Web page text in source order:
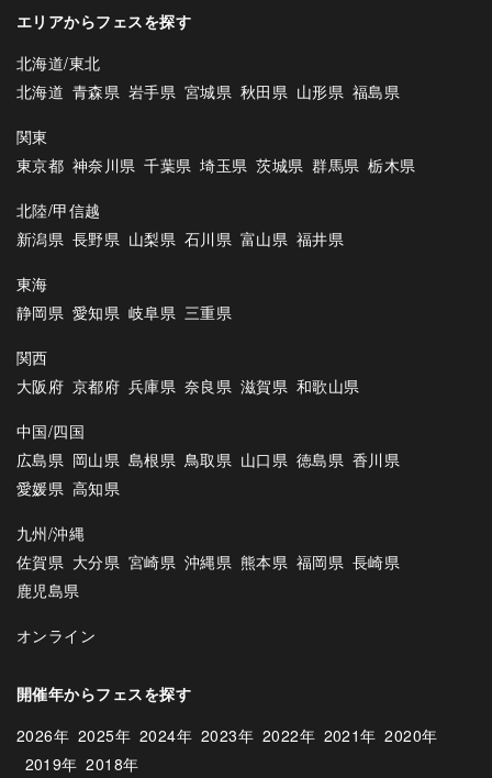
エリアからフェスを探す
北海道/東北
北海道 青森県 岩手県 宮城県 秋田県 山形県 福島県
関東
東京都 神奈川県 千葉県 埼玉県 茨城県 群馬県 栃木県
北陸/甲信越
新潟県 長野県 山梨県 石川県 富山県 福井県
東海
静岡県 愛知県 岐阜県 三重県
関西
大阪府 京都府 兵庫県 奈良県 滋賀県 和歌山県
中国/四国
広島県 岡山県 島根県 鳥取県 山口県 徳島県 香川県
愛媛県 高知県
九州/沖縄
佐賀県 大分県 宮崎県 沖縄県 熊本県 福岡県 長崎県
鹿児島県
オンライン
開催年からフェスを探す
2026年 2025年 2024年 2023年 2022年 2021年 2020年
2019年 2018年